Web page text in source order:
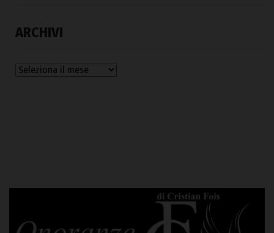
ARCHIVI
Archivi